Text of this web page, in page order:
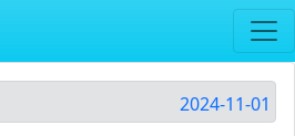
2024-11-01